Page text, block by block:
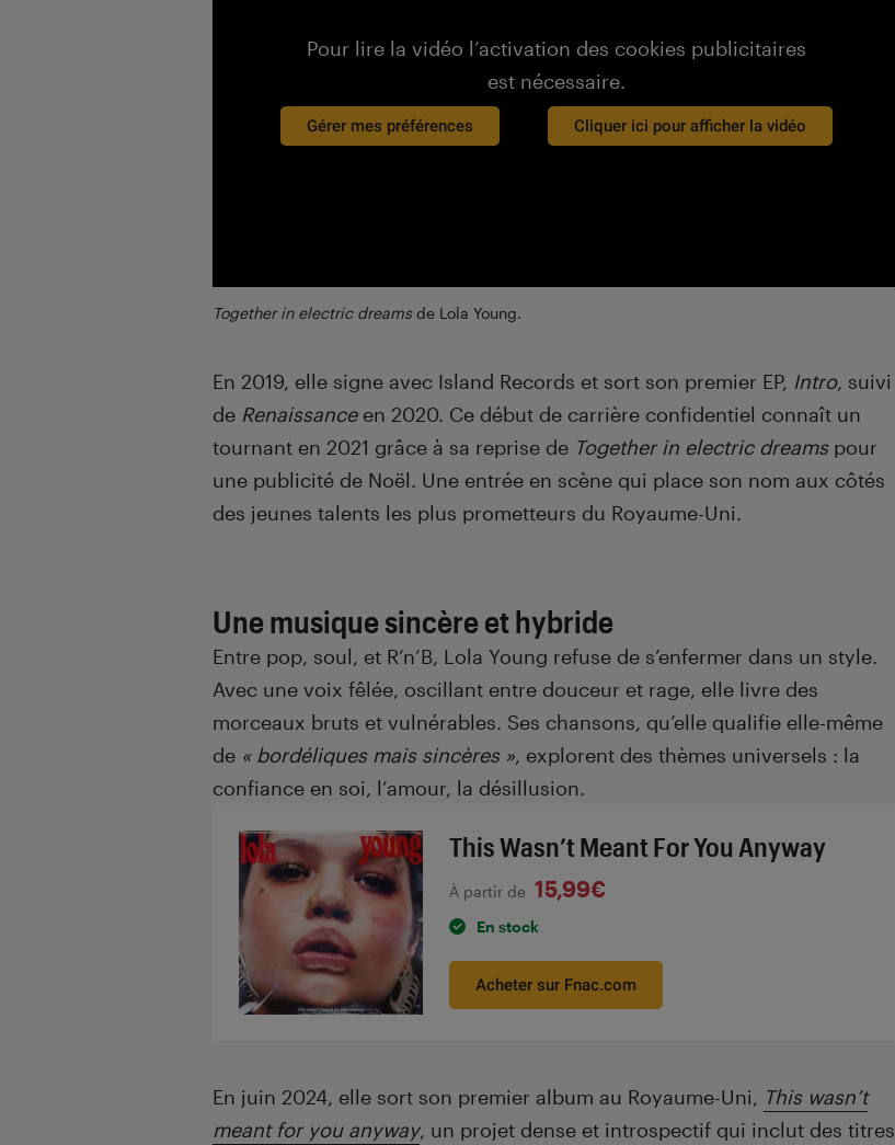
Pour lire la vidéo l’activation des cookies publicitaires
est nécessaire.
Gérer mes préférences Cliquer ici pour afficher la vidéo
Together in electric dreams de Lola Young.
En 2019, elle signe avec Island Records et sort son premier EP, Intro, suivi
de Renaissanceen 2020. Ce début de carrière confidentiel connaît un
tournant en 2021 grâce à sa reprise de Together in electric dreamspour
une publicité de Noël. Une entrée en scène qui place son nom aux côtés
des jeunes talents les plus prometteurs du Royaume-Uni.
Une musique sincère et hybride
Entre pop, soul, et R’n’B, Lola Young refuse de s’enfermer dans un style.
Avec une voix fêlée, oscillant entre douceur et rage, elle livre des
morceaux bruts et vulnérables. Ses chansons, qu’elle qualifie elle-même
de « bordéliques mais sincères », explorent des thèmes universels : la
confiance en soi, l’amour, la désillusion.
This Wasn’t Meant For You Anyway
À partir de 15,99€
En stock
Acheter sur Fnac.com
En juin 2024, elle sort son premier album au Royaume-Uni, This wasn’t
meant for you anyway, un projet dense et introspectif qui inclut des titres